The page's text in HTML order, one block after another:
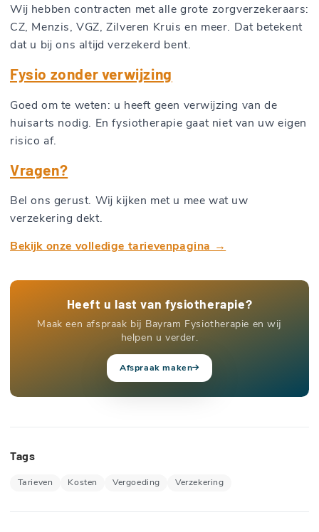
Wij hebben contracten met alle grote zorgverzekeraars:
CZ, Menzis, VGZ, Zilveren Kruis en meer. Dat betekent
dat u bij ons altijd verzekerd bent.
Fysio zonder verwijzing
Goed om te weten: u heeft geen verwijzing van de
huisarts nodig. En fysiotherapie gaat niet van uw eigen
risico af.
Vragen?
Bel ons gerust. Wij kijken met u mee wat uw
verzekering dekt.
Bekijk onze volledige tarievenpagina →
Heeft u last van fysiotherapie?
Maak een afspraak bij Bayram Fysiotherapie en wij
helpen u verder.
Afspraak maken
Tags
Tarieven Kosten Vergoeding Verzekering